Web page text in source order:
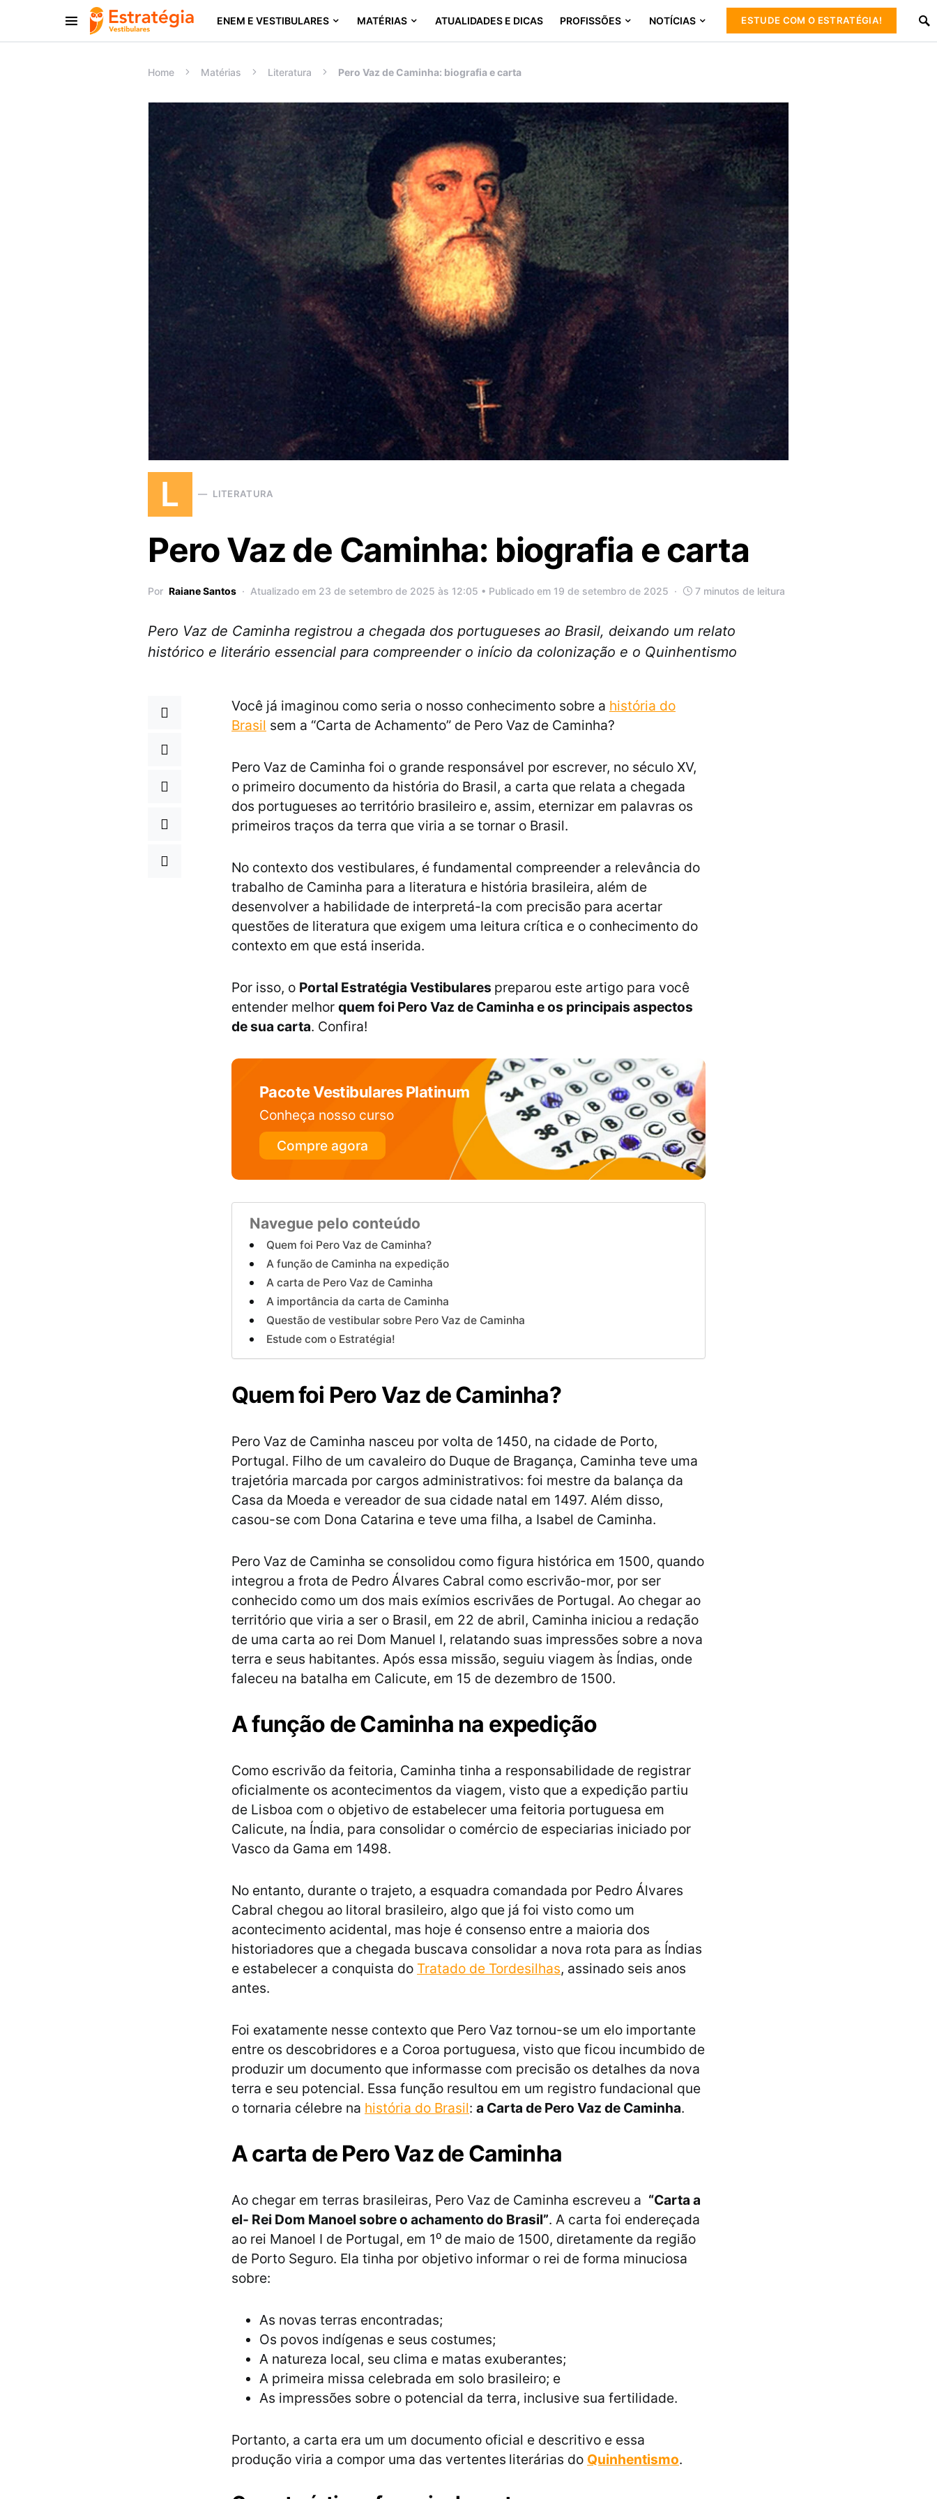
ENEM E VESTIBULARES MATÉRIAS ATUALIDADES E DICAS PROFISSÕES NOTÍCIAS ESTUDE COM O ESTRATÉGIA!
Procurar:
Home Matérias Literatura Pero Vaz de Caminha: biografia e carta
L LITERATURA
Pero Vaz de Caminha: biografia e carta
Por Raiane Santos Atualizado em 23 de setembro de 2025 às 12:05 • Publicado em 19 de setembro de 2025 7 minutos de leitura
Pero Vaz de Caminha registrou a chegada dos portugueses ao Brasil, deixando um relato
histórico e literário essencial para compreender o início da colonização e o Quinhentismo
Você já imaginou como seria o nosso conhecimento sobre a história do
Brasil sem a “Carta de Achamento” de Pero Vaz de Caminha?
Pero Vaz de Caminha foi o grande responsável por escrever, no século XV,
o primeiro documento da história do Brasil, a carta que relata a chegada
dos portugueses ao território brasileiro e, assim, eternizar em palavras os
primeiros traços da terra que viria a se tornar o Brasil.
No contexto dos vestibulares, é fundamental compreender a relevância do
trabalho de Caminha para a literatura e história brasileira, além de
desenvolver a habilidade de interpretá-la com precisão para acertar
questões de literatura que exigem uma leitura crítica e o conhecimento do
contexto em que está inserida.
Por isso, o Portal Estratégia Vestibulares preparou este artigo para você
entender melhor quem foi Pero Vaz de Caminha e os principais aspectos
de sua carta. Confira!
Pacote Vestibulares Platinum
Conheça nosso curso
Compre agora
Navegue pelo conteúdo
Quem foi Pero Vaz de Caminha?
A função de Caminha na expedição
A carta de Pero Vaz de Caminha
A importância da carta de Caminha
Questão de vestibular sobre Pero Vaz de Caminha
Estude com o Estratégia!
Quem foi Pero Vaz de Caminha?
Pero Vaz de Caminha nasceu por volta de 1450, na cidade de Porto,
Portugal. Filho de um cavaleiro do Duque de Bragança, Caminha teve uma
trajetória marcada por cargos administrativos: foi mestre da balança da
Casa da Moeda e vereador de sua cidade natal em 1497. Além disso,
casou-se com Dona Catarina e teve uma filha, a Isabel de Caminha.
Pero Vaz de Caminha se consolidou como figura histórica em 1500, quando
integrou a frota de Pedro Álvares Cabral como escrivão-mor, por ser
conhecido como um dos mais exímios escrivães de Portugal. Ao chegar ao
território que viria a ser o Brasil, em 22 de abril, Caminha iniciou a redação
de uma carta ao rei Dom Manuel I, relatando suas impressões sobre a nova
terra e seus habitantes. Após essa missão, seguiu viagem às Índias, onde
faleceu na batalha em Calicute, em 15 de dezembro de 1500.
A função de Caminha na expedição
Como escrivão da feitoria, Caminha tinha a responsabilidade de registrar
oficialmente os acontecimentos da viagem, visto que a expedição partiu
de Lisboa com o objetivo de estabelecer uma feitoria portuguesa em
Calicute, na Índia, para consolidar o comércio de especiarias iniciado por
Vasco da Gama em 1498.
No entanto, durante o trajeto, a esquadra comandada por Pedro Álvares
Cabral chegou ao litoral brasileiro, algo que já foi visto como um
acontecimento acidental, mas hoje é consenso entre a maioria dos
historiadores que a chegada buscava consolidar a nova rota para as Índias
e estabelecer a conquista do Tratado de Tordesilhas, assinado seis anos
antes.
Foi exatamente nesse contexto que Pero Vaz tornou-se um elo importante
entre os descobridores e a Coroa portuguesa, visto que ficou incumbido de
produzir um documento que informasse com precisão os detalhes da nova
terra e seu potencial. Essa função resultou em um registro fundacional que
o tornaria célebre na história do Brasil: a Carta de Pero Vaz de Caminha.
A carta de Pero Vaz de Caminha
Ao chegar em terras brasileiras, Pero Vaz de Caminha escreveu a “Carta a
el- Rei Dom Manoel sobre o achamento do Brasil”. A carta foi endereçada
ao rei Manoel I de Portugal, em 1⁰ de maio de 1500, diretamente da região
de Porto Seguro. Ela tinha por objetivo informar o rei de forma minuciosa
sobre:
As novas terras encontradas;
Os povos indígenas e seus costumes;
A natureza local, seu clima e matas exuberantes;
A primeira missa celebrada em solo brasileiro; e
As impressões sobre o potencial da terra, inclusive sua fertilidade.
Portanto, a carta era um um documento oficial e descritivo e essa
produção viria a compor uma das vertentes literárias do Quinhentismo.